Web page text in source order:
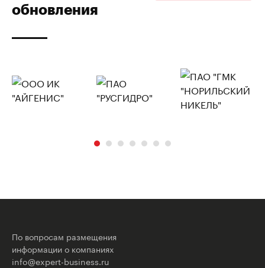
обновления
По вопросам размещения
информации о компаниях
info@expert-business.ru